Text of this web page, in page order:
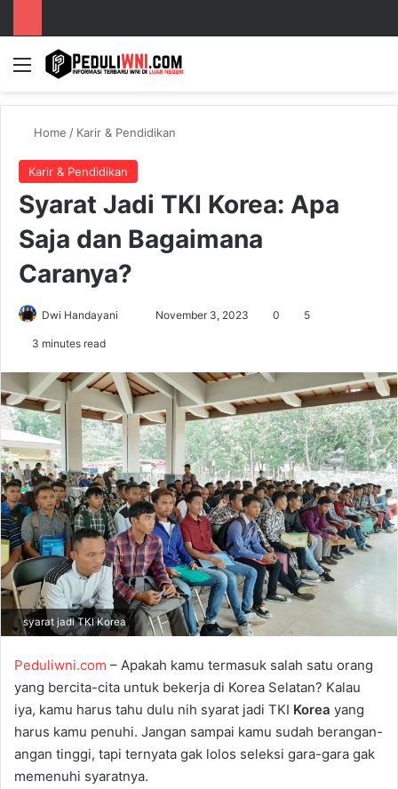
Menu
Home / Karir & Pendidikan
Karir & Pendidikan
Syarat Jadi TKI Korea: Apa
Saja dan Bagaimana
Caranya?
Dwi Handayani
d
a
n
m
a
i
l
November 3, 2023 0 5
3 minutes read
syarat jadi TKI Korea
Peduliwni.com – Apakah kamu termasuk salah satu orang
yang bercita-cita untuk bekerja di Korea Selatan? Kalau
iya, kamu harus tahu dulu nih syarat jadi TKI Korea yang
harus kamu penuhi. Jangan sampai kamu sudah berangan-
angan tinggi, tapi ternyata gak lolos seleksi gara-gara gak
memenuhi syaratnya.